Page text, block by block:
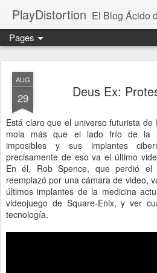
PlayDistortion El Blog Ácido
Pages
AUG
29 Deus Ex:
Está claro que el universo futurista de
mola más que el lado frío de la
imposibles y sus implantes
precisamente de eso va el último
En él, Rob Spence, que perdió
reemplazó por una cámara de video,
últimos implantes de la medicina
videojuego de Square-Enix, y ver
tecnología.